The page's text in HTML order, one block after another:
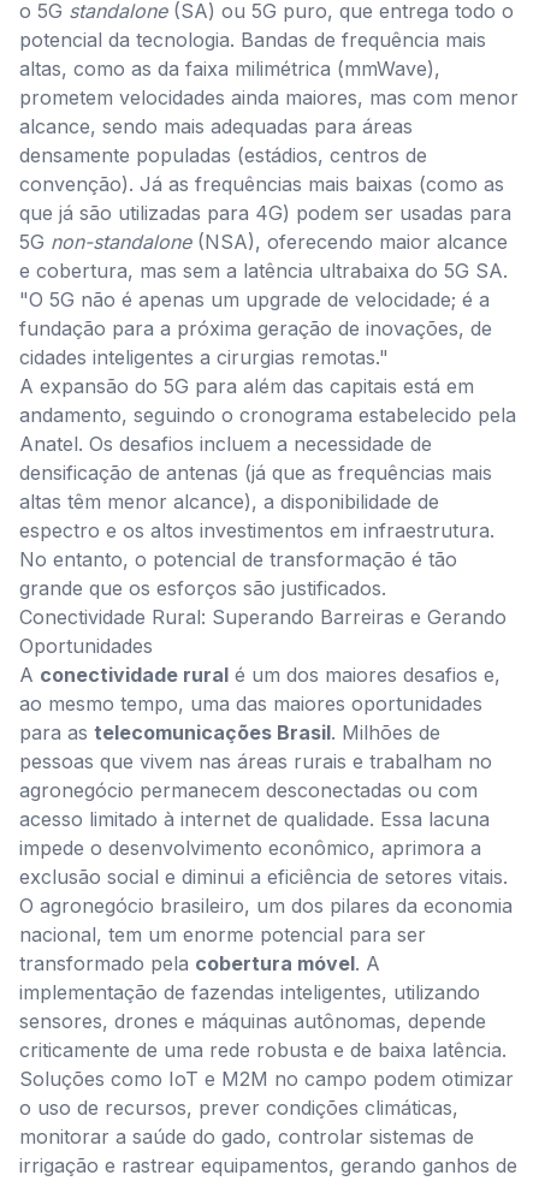
o 5G standalone(SA) ou 5G puro, que entrega todo o
potencial da tecnologia. Bandas de frequência mais
altas, como as da faixa milimétrica (mmWave),
prometem velocidades ainda maiores, mas com menor
alcance, sendo mais adequadas para áreas
densamente populadas (estádios, centros de
convenção). Já as frequências mais baixas (como as
que já são utilizadas para 4G) podem ser usadas para
5G non-standalone(NSA), oferecendo maior alcance
e cobertura, mas sem a latência ultrabaixa do 5G SA.
"O 5G não é apenas um upgrade de velocidade; é a
fundação para a próxima geração de inovações, de
cidades inteligentes a cirurgias remotas."
A expansão do 5G para além das capitais está em
andamento, seguindo o cronograma estabelecido pela
Anatel. Os desafios incluem a necessidade de
densificação de antenas (já que as frequências mais
altas têm menor alcance), a disponibilidade de
espectro e os altos investimentos em infraestrutura.
No entanto, o potencial de transformação é tão
grande que os esforços são justificados.
Conectividade Rural: Superando Barreiras e Gerando
Oportunidades
A conectividade rural é um dos maiores desafios e,
ao mesmo tempo, uma das maiores oportunidades
para as telecomunicações Brasil. Milhões de
pessoas que vivem nas áreas rurais e trabalham no
agronegócio permanecem desconectadas ou com
acesso limitado à internet de qualidade. Essa lacuna
impede o desenvolvimento econômico, aprimora a
exclusão social e diminui a eficiência de setores vitais.
O agronegócio brasileiro, um dos pilares da economia
nacional, tem um enorme potencial para ser
transformado pela cobertura móvel. A
implementação de fazendas inteligentes, utilizando
sensores, drones e máquinas autônomas, depende
criticamente de uma rede robusta e de baixa latência.
Soluções como IoT e M2M no campo podem otimizar
o uso de recursos, prever condições climáticas,
monitorar a saúde do gado, controlar sistemas de
irrigação e rastrear equipamentos, gerando ganhos de